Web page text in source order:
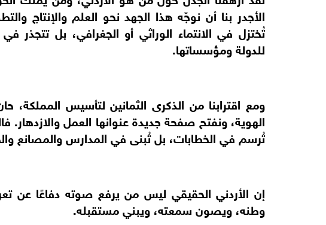
الأجدر بنا أن نوجّه هذا الجهد نحو العلم والإنتاج
تُختزل في الانتماء الوراثي أو الجغرافي، بل تتجذر
للدولة ومؤسساتها.
ومع اقترابنا من الذكرى الثمانين لتأسيس
الهوية، ونفتح صفحة جديدة عنوانها العمل والازدهار.
تُرسم في الخطابات، بل تُبنى في المدارس والمصانع
إن الأردني الحقيقي ليس من يرفع صوته دفاعًا
وطنه، ويصون سمعته، ويبني مستقبله.